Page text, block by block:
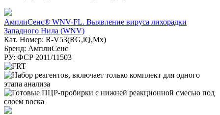
АмплиСенс® WNV-FL. Выявление вируса лихорадки
Западного Нила (WNV)
Кат. Номер: R-V53(RG,iQ,Mx)
Бренд: АмплиСенс
РУ: ФСР 2011/11503